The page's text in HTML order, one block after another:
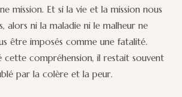
mission. Et si la vie et la mission nous
alors ni la maladie ni le malheur ne
être imposés comme une fatalité.
cette compréhension, il restait souvent
par la colère et la peur.